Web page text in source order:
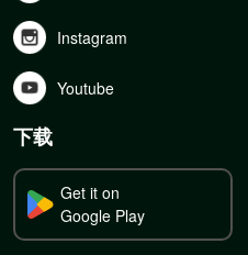
Instagram
Youtube
下载
Get it on
Google Play